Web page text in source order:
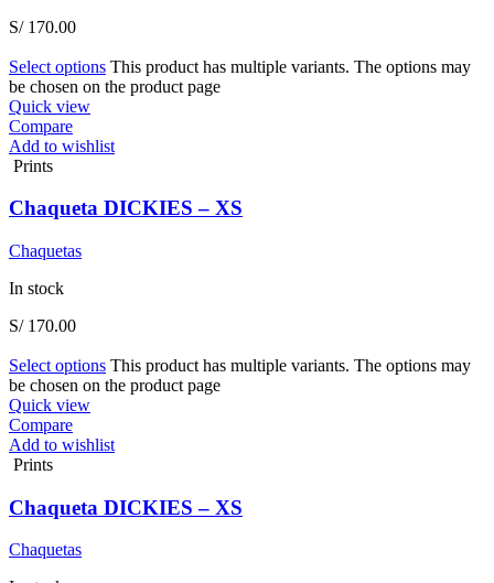
S/170.00
Select options This product has multiple variants. The options may
be chosen on the product page
Quick view
Compare
Add to wishlist
Prints
Chaqueta DICKIES – XS
Chaquetas
In stock
S/170.00
Select options This product has multiple variants. The options may
be chosen on the product page
Quick view
Compare
Add to wishlist
Prints
Chaqueta DICKIES – XS
Chaquetas